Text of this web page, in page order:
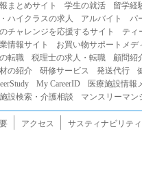
まとめサイト 学生の就活 留学経
ハイクラスの求人
アルバイト パ
チャレンジを応援するサイト
ティ
情報サイト
お買い物サポートメデ
転職
税理士の求人・転職 顧問紹
の紹介
研修サービス 発送代行
My CareerID 医療施設情報
設検索・介護相談
マンスリーマン
アクセス サスティナビリティ